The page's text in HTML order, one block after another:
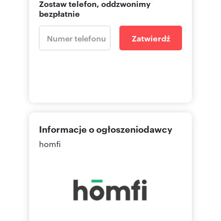
Park, planetarium, running tracks). This is a key
*work-life balance* argument that attracts
premium tenants.
* **Transport and infrastructure:** Only 2 km to
kitchenette, a bedroom, a bathroom, a hallway,
and a mezzanine. The apartment includes a
terrace with an area of 11.64 m2.
PRICE: 1,341,732 PLN
Price list for bicycle storage and parking spaces:
Zostaw telefon, oddzwonimy
bezpłatnie
Zatwierdź
Informacje o ogłoszeniodawcy
homfi